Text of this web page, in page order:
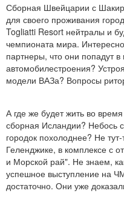
Сборная Швейцарии с
для своего проживания
Togliatti Resort нейтралы и
чемпионата мира.
партнеры, что они попадут
автомобилестроения?
модели ВАЗа? Вопросы
А где же будет жить во
сборная Исландии? Небось
городок похолоднее? Не
Геленджике, в комплексе с
и Морской рай". Не знаем,
успешное выступление на
достаточно. Они уже